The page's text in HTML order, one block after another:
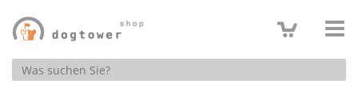
Produktsuche